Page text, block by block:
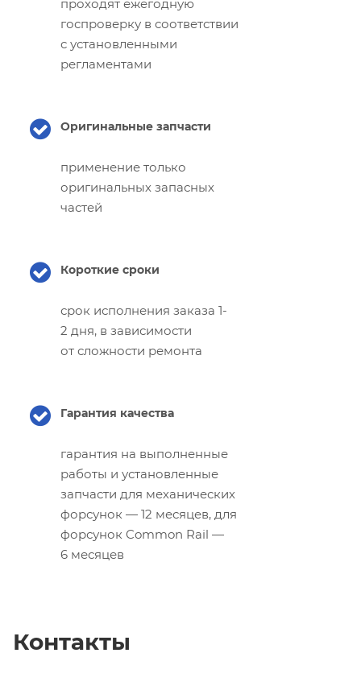
проходят ежегодную
госпроверку в соответствии
с установленными
регламентами
Оригинальные запчасти
применение только
оригинальных запасных
частей
Короткие сроки
срок исполнения заказа 1-
2 дня, в зависимости
от сложности ремонта
Гарантия качества
гарантия на выполненные
работы и установленные
запчасти для механических
форсунок — 12 месяцев, для
форсунок Common Rail —
6 месяцев
Контакты